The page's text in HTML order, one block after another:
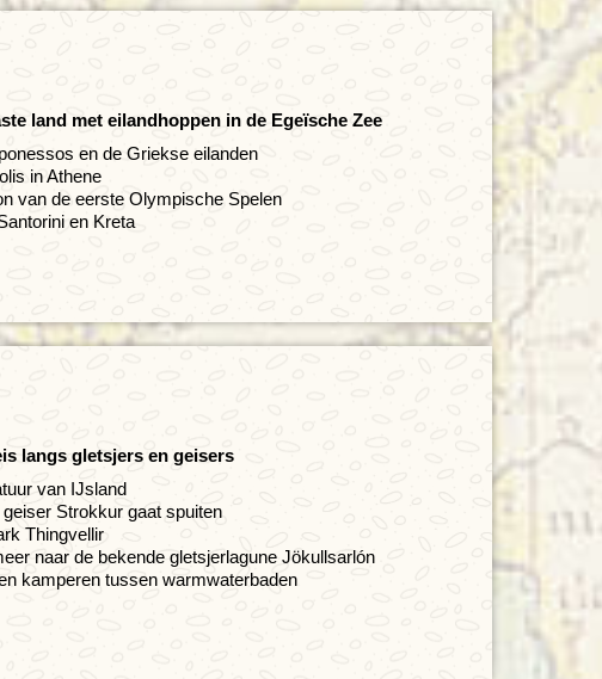
land met eilandhoppen in de Egeïsche Zee
en de Griekse eilanden
in Athene
van de eerste Olympische Spelen
en Kreta
langs gletsjers en geisers
van IJsland
Strokkur gaat spuiten
Thingvellir
naar de bekende gletsjerlagune Jökullsarlón
kamperen tussen warmwaterbaden